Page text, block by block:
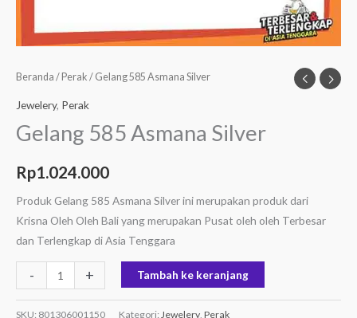
Beranda / Perak / Gelang 585 Asmana Silver
Jewelery, Perak
Gelang 585 Asmana Silver
Rp1.024.000
Produk Gelang 585 Asmana Silver ini merupakan produk dari
Krisna Oleh Oleh Bali yang merupakan Pusat oleh oleh Terbesar
dan Terlengkap di Asia Tenggara
- + Tambah ke keranjang
SKU: 801306001150 Kategori: Jewelery Perak